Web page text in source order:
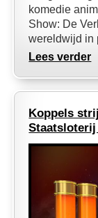
komedie
Show: De
wereldwijd in
Lees verder
Koppels
Staatsloterij